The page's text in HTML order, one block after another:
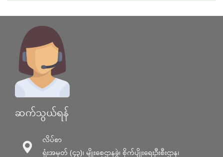
ဆက်သွယ်ရန်
လိပ်စာ
ရုံးအမှတ် (၄၃)၊ မျိုးစေ့ဌာနခွဲ၊ စိုက်ပျိုးရေးဦးစီးဌာန၊